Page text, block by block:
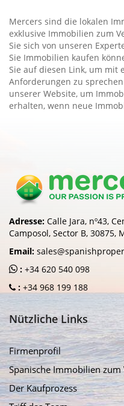
Mercers sind die lokalen
exklusive Immobilien zum
Sie sich von unseren
Sie Immobilien kaufen
Sie auf diesen Link, um mit
Anforderungen zu
unserer Website, um
erhalten, wenn neue
Adresse: Calle Jara, nº43,
Camposol, Sector B, 30875,
Email:
: +34 620 540 098
: +34 968 199 188
Nützliche Links
Firmenprofil
Spanische Immobilien zum
Der Kaufprozess